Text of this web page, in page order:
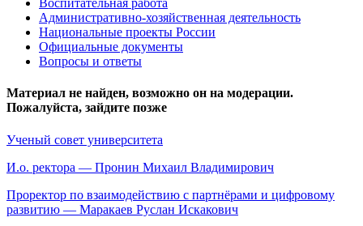
Воспитательная работа
Административно-хозяйственная деятельность
Национальные проекты России
Официальные документы
Вопросы и ответы
Материал не найден, возможно он на модерации.
Пожалуйста, зайдите позже
Ученый совет университета
И.о. ректора — Пронин Михаил Владимирович
Проректор по взаимодействию с партнёрами и цифровому
развитию — Маракаев Руслан Искакович